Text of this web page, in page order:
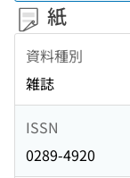
紙
資料種別
雑誌
ISSN
0289-4920